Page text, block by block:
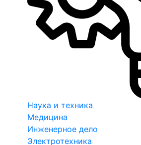
Наука и техника
Медицина
Инженерное дело
Электротехника